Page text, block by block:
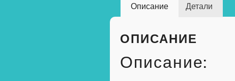
Описание Детали
ОПИСАНИЕ
Описание: